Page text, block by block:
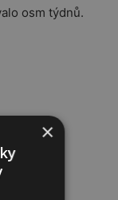
osm týdnů.
×